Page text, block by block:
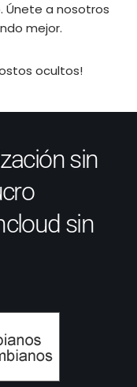
Únete a nosotros
mejor.
ocultos!
sin
sin